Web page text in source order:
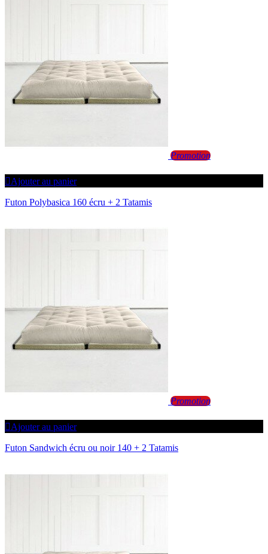
Promotion
Ajouter au panier
Futon Polybasica 160 écru + 2 Tatamis
Promotion
Ajouter au panier
Futon Sandwich écru ou noir 140 + 2 Tatamis